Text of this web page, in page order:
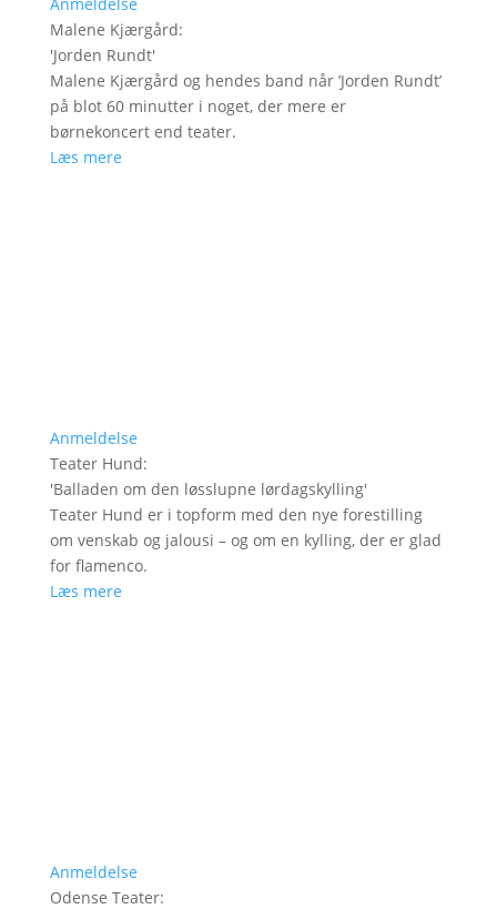
Malene Kjærgård:
'Jorden Rundt'
Malene Kjærgård og hendes band når ’Jorden Rundt’
på blot 60 minutter i noget, der mere er
børnekoncert end teater.
Læs mere
Anmeldelse
Teater Hund:
'Balladen om den løsslupne lørdagskylling'
Teater Hund er i topform med den nye forestilling
om venskab og jalousi – og om en kylling, der er glad
for flamenco.
Læs mere
Anmeldelse
Odense Teater: